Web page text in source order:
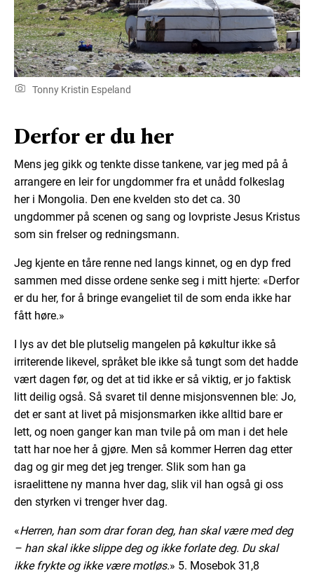
Tonny Kristin Espeland
Derfor er du her
Mens jeg gikk og tenkte disse tankene, var jeg med på å
arrangere en leir for ungdommer fra et unådd folkeslag
her i Mongolia. Den ene kvelden sto det ca. 30
ungdommer på scenen og sang og lovpriste Jesus Kristus
som sin frelser og redningsmann.
Jeg kjente en tåre renne ned langs kinnet, og en dyp fred
sammen med disse ordene senke seg i mitt hjerte: «Derfor
er du her, for å bringe evangeliet til de som enda ikke har
fått høre.»
I lys av det ble plutselig mangelen på køkultur ikke så
irriterende likevel, språket ble ikke så tungt som det hadde
vært dagen før, og det at tid ikke er så viktig, er jo faktisk
litt deilig også. Så svaret til denne misjonsvennen ble: Jo,
det er sant at livet på misjonsmarken ikke alltid bare er
lett, og noen ganger kan man tvile på om man i det hele
tatt har noe her å gjøre. Men så kommer Herren dag etter
dag og gir meg det jeg trenger. Slik som han ga
israelittene ny manna hver dag, slik vil han også gi oss
den styrken vi trenger hver dag.
«Herren, han som drar foran deg, han skal være med deg
– han skal ikke slippe deg og ikke forlate deg. Du skal
ikke frykte og ikke være motløs.» 5. Mosebok 31,8